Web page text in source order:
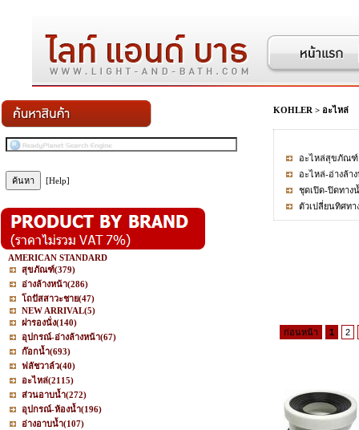
[Help]
AMERICAN STANDARD
สุขภัณฑ์(379)
อ่างล้างหน้า(286)
โถปัสสาวะชาย(47)
NEW ARRIVAL(5)
ฝารองนั่ง(140)
อุปกรณ์-อ่างล้างหน้า(67)
ก๊อกน้ำ(693)
ฟลัชวาล์ว(40)
อะไหล่(2115)
ส่วนอาบน้ำ(272)
อุปกรณ์-ห้องน้ำ(196)
อ่างอาบน้ำ(107)
KOHLER > อะไหล่
อะไหล่สุขภัณฑ์
อะไหล่-อ่างล้า
ชุดเปิด-ปิดทาง
ตัวเปลี่ยนทิศทา
ก่อนหน้า 1 2